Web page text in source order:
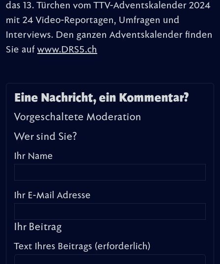
das 13. Türchen vom TTV-Adventskalender 2024
mit 24 Video-Reportagen, Umfragen und
Interviews. Den ganzen Adventskalender finden
Sie auf www.DRS5.ch
Eine Nachricht, ein Kommentar?
Vorgeschaltete Moderation
Wer sind Sie?
Ihr Name
Ihr E-Mail Adresse
Ihr Beitrag
Text Ihres Beitrags (erforderlich)